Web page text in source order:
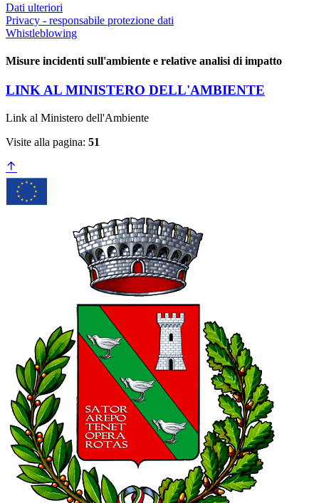
Dati ulteriori
Privacy - responsabile protezione dati
Whistleblowing
Misure incidenti sull'ambiente e relative analisi di impatto
LINK AL MINISTERO DELL'AMBIENTE
Link al Ministero dell'Ambiente
Visite alla pagina: 51